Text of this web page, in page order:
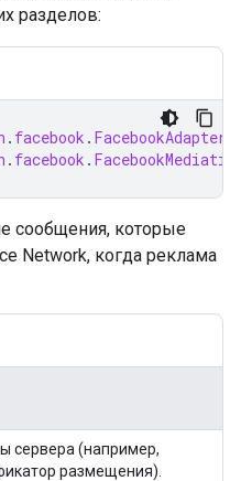
разделов:
. facebook . FacebookAdapter
. facebook .
сообщения, которые
Network, когда реклама
сервера (например,
размещения).